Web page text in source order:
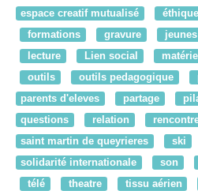
espace creatif mutualisé
éthique
formations
gravure jeunes
lecture
Lien social matériel
outils
outils pedagogique
parents d'eleves
partage
questions
relation
saint martin de queyrieres
ski
solidarité internationale
son
télé
theatre tissu aérien